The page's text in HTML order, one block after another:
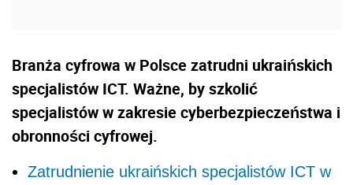
Branża cyfrowa w Polsce zatrudni ukraińskich
specjalistów ICT. Ważne, by szkolić
specjalistów w zakresie cyberbezpieczeństwa i
obronności cyfrowej.
Zatrudnienie ukraińskich specjalistów ICT w